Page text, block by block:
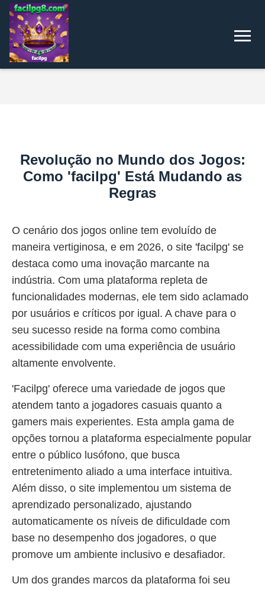
Revolução no Mundo dos Jogos:
Como 'facilpg' Está Mudando as
Regras
O cenário dos jogos online tem evoluído de
maneira vertiginosa, e em 2026, o site 'facilpg' se
destaca como uma inovação marcante na
indústria. Com uma plataforma repleta de
funcionalidades modernas, ele tem sido aclamado
por usuários e críticos por igual. A chave para o
seu sucesso reside na forma como combina
acessibilidade com uma experiência de usuário
altamente envolvente.
'Facilpg' oferece uma variedade de jogos que
atendem tanto a jogadores casuais quanto a
gamers mais experientes. Esta ampla gama de
opções tornou a plataforma especialmente popular
entre o público lusófono, que busca
entretenimento aliado a uma interface intuitiva.
Além disso, o site implementou um sistema de
aprendizado personalizado, ajustando
automaticamente os níveis de dificuldade com
base no desempenho dos jogadores, o que
promove um ambiente inclusivo e desafiador.
Um dos grandes marcos da plataforma foi seu